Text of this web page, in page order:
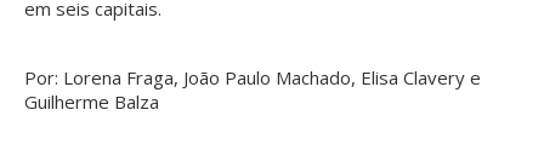
em seis capitais.
Por: Lorena Fraga, João Paulo Machado, Elisa Clavery e
Guilherme Balza